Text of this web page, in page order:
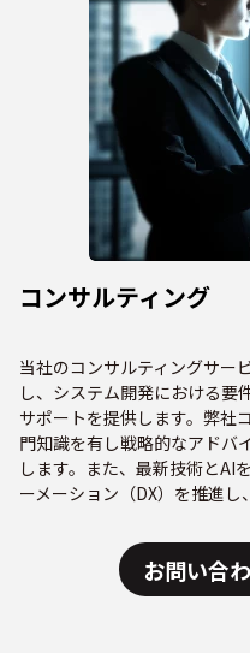
コンサルティング
当社のコンサルティングサー
し、システム開発における要
サポートを提供します。弊社
門知識を有し戦略的なアドバ
します。また、最新技術とAI
ーメーション（DX）を推進し
お問い合